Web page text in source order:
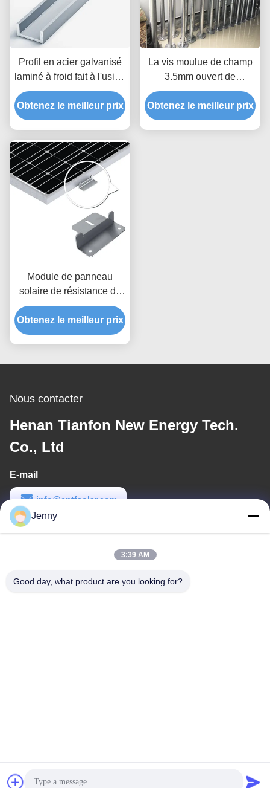
Profil en acier galvanisé
laminé à froid fait à l'usine
pour le Stent en acier
d'énergie solaire de
Purlins de la Manche de
panneau de picovolte C
Obtenez le meilleur prix
La vis moulue de champ
3.5mm ouvert de
l'épaisseur 2.75mm 3mm
empile le composant
solaire de support du vent
Obtenez le meilleur prix
Module de panneau
solaire de résistance de
vent montant le support
flexible de rail d'énergie
solaire d'accessoires
Obtenez le meilleur prix
Nous contacter
Henan Tianfon New Energy Tech.
Co., Ltd
E-mail
info@cntfsolar.com
Temps de travail
Politique de confidentialité
Jenny
3:39 AM
Good day, what product are you looking for?